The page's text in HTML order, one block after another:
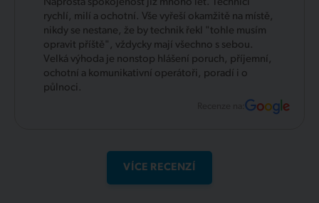
Naprostá spokojenost již mnoho let. Technici
rychlí, milí a ochotní. Vše vyřeší okamžitě na místě,
nikdy se nestane, že by technik řekl "tohle musím
opravit příště", vždycky mají všechno s sebou.
Velká výhoda je nonstop hlášení poruch, příjemní,
ochotní a komunikativní operátoři, poradí i o
půlnoci.
Recenze na:
VÍCE RECENZÍ